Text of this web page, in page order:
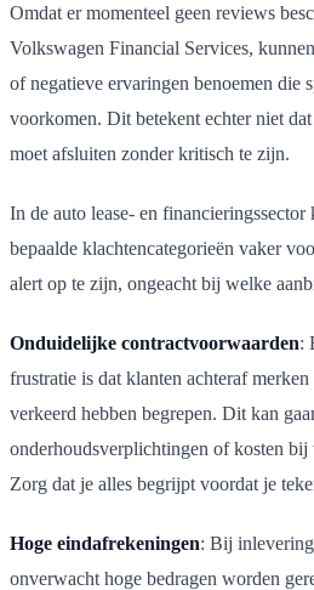
Omdat er momenteel geen reviews
Volkswagen Financial Services,
of negatieve ervaringen benoemen die
voorkomen. Dit betekent echter niet
moet afsluiten zonder kritisch te zijn.
In de auto lease- en financieringssector
bepaalde klachtencategorieën vaker
alert op te zijn, ongeacht bij welke
Onduidelijke contractvoorwaarden:
frustratie is dat klanten achteraf
verkeerd hebben begrepen. Dit kan
onderhoudsverplichtingen of kosten
Zorg dat je alles begrijpt voordat je
Hoge eindafrekeningen: Bij inlevering
onverwacht hoge bedragen worden